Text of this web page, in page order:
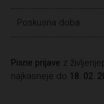
Poskusna doba:
Pisne prijave z
najkasneje do 18. 02.